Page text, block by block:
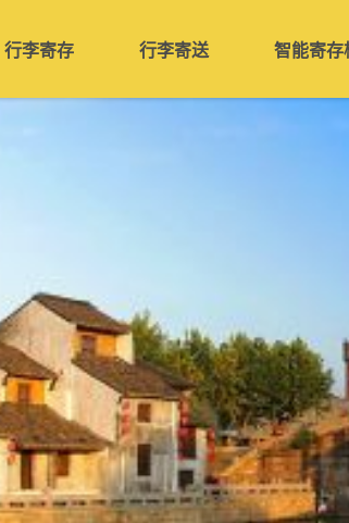
行李寄存 行李寄送 智能寄存